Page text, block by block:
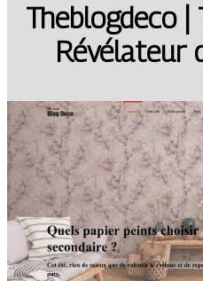
Theblogdeco |
Révélateur